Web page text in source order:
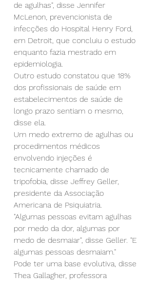
de agulhas", disse Jennifer
McLenon, prevencionista de
infecções do Hospital Henry Ford,
em Detroit, que concluiu o estudo
enquanto fazia mestrado em
epidemiologia.
Outro estudo constatou que 18%
dos profissionais de saúde em
estabelecimentos de saúde de
longo prazo sentiam o mesmo,
disse ela.
Um medo extremo de agulhas ou
procedimentos médicos
envolvendo injeções é
tecnicamente chamado de
tripofobia, disse Jeffrey Geller,
presidente da Associação
Americana de Psiquiatria.
"Algumas pessoas evitam agulhas
por medo da dor, algumas por
medo de desmaiar", disse Geller. "E
algumas pessoas desmaiam."
Pode ter uma base evolutiva, disse
Thea Gallagher, professora